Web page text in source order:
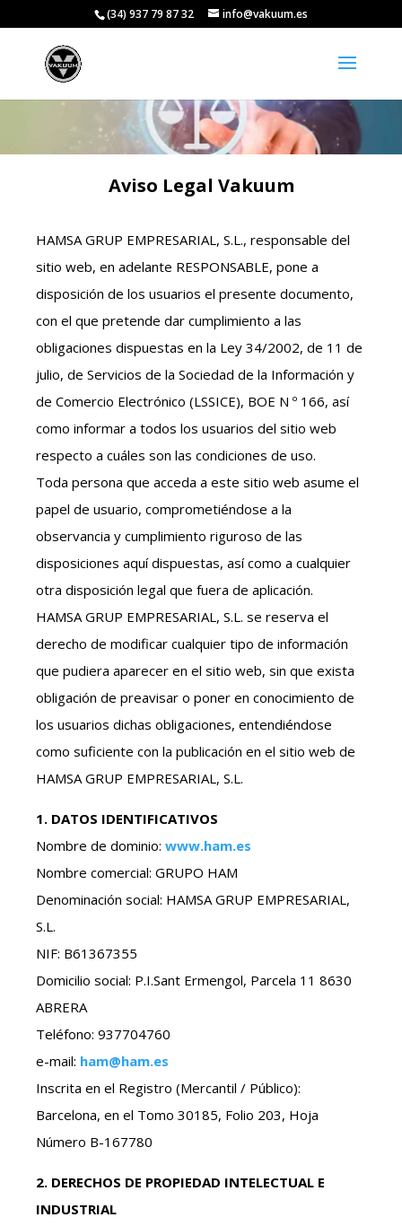
(34) 937 79 87 32 info@vakuum.es
Aviso Legal Vakuum
HAMSA GRUP EMPRESARIAL, S.L., responsable del
sitio web, en adelante RESPONSABLE, pone a
disposición de los usuarios el presente documento,
con el que pretende dar cumplimiento a las
obligaciones dispuestas en la Ley 34/2002, de 11 de
julio, de Servicios de la Sociedad de la Información y
de Comercio Electrónico (LSSICE), BOE N º 166, así
como informar a todos los usuarios del sitio web
respecto a cuáles son las condiciones de uso.
Toda persona que acceda a este sitio web asume el
papel de usuario, comprometiéndose a la
observancia y cumplimiento riguroso de las
disposiciones aquí dispuestas, así como a cualquier
otra disposición legal que fuera de aplicación.
HAMSA GRUP EMPRESARIAL, S.L. se reserva el
derecho de modificar cualquier tipo de información
que pudiera aparecer en el sitio web, sin que exista
obligación de preavisar o poner en conocimiento de
los usuarios dichas obligaciones, entendiéndose
como suficiente con la publicación en el sitio web de
HAMSA GRUP EMPRESARIAL, S.L.
1. DATOS IDENTIFICATIVOS
Nombre de dominio: www.ham.es
Nombre comercial: GRUPO HAM
Denominación social: HAMSA GRUP EMPRESARIAL,
S.L.
NIF: B61367355
Domicilio social: P.I.Sant Ermengol, Parcela 11 8630
ABRERA
Teléfono: 937704760
e-mail: ham@ham.es
Inscrita en el Registro (Mercantil / Público):
Barcelona, en el Tomo 30185, Folio 203, Hoja
Número B-167780
2. DERECHOS DE PROPIEDAD INTELECTUAL E
INDUSTRIAL